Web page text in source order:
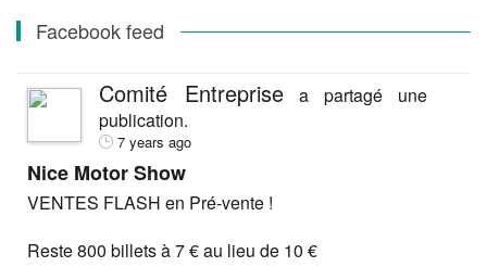
Facebook feed
Comité Entreprise a partagé une
publication.
7 years ago
Nice Motor Show
VENTES FLASH en Pré-vente !
Reste 800 billets à 7 € au lieu de 10 €